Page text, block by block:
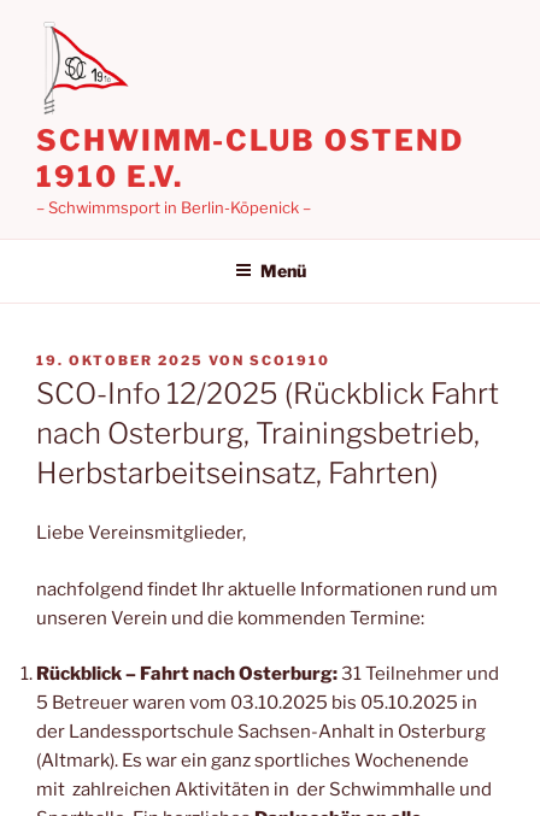
springen
SCHWIMM-CLUB OSTEND
1910 E.V.
– Schwimmsport in Berlin-Köpenick –
Menü
VERÖFFENTLICHT
AM
19. OKTOBER 2025 VON SCO1910
SCO-Info 12/2025 (Rückblick Fahrt
nach Osterburg, Trainingsbetrieb,
Herbstarbeitseinsatz, Fahrten)
Liebe Vereinsmitglieder,
nachfolgend findet Ihr aktuelle Informationen rund um
unseren Verein und die kommenden Termine:
Rückblick – Fahrt nach Osterburg:31 Teilnehmer und
5 Betreuer waren vom 03.10.2025 bis 05.10.2025 in
der Landessportschule Sachsen-Anhalt in Osterburg
(Altmark). Es war ein ganz sportliches Wochenende
mit zahlreichen Aktivitäten in der Schwimmhalle und